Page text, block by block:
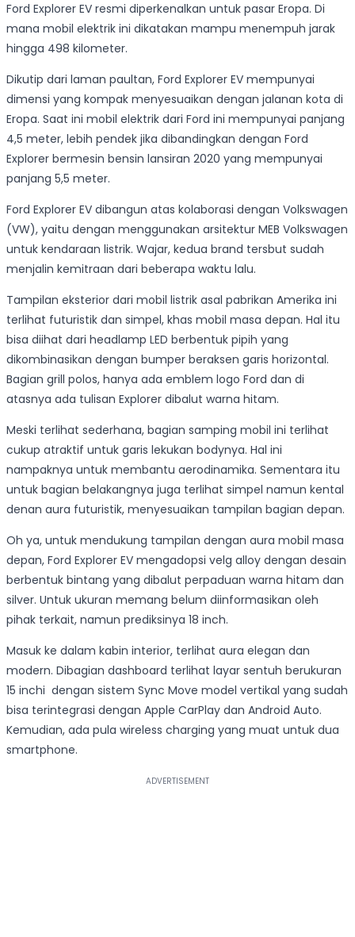
Ford Explorer EV resmi diperkenalkan untuk pasar Eropa. Di
mana mobil elektrik ini dikatakan mampu menempuh jarak
hingga 498 kilometer.
Dikutip dari laman paultan, Ford Explorer EV mempunyai
dimensi yang kompak menyesuaikan dengan jalanan kota di
Eropa. Saat ini mobil elektrik dari Ford ini mempunyai panjang
4,5 meter, lebih pendek jika dibandingkan dengan Ford
Explorer bermesin bensin lansiran 2020 yang mempunyai
panjang 5,5 meter.
Ford Explorer EV dibangun atas kolaborasi dengan Volkswagen
(VW), yaitu dengan menggunakan arsitektur MEB Volkswagen
untuk kendaraan listrik. Wajar, kedua brand tersbut sudah
menjalin kemitraan dari beberapa waktu lalu.
Tampilan eksterior dari mobil listrik asal pabrikan Amerika ini
terlihat futuristik dan simpel, khas mobil masa depan. Hal itu
bisa diihat dari headlamp LED berbentuk pipih yang
dikombinasikan dengan bumper beraksen garis horizontal.
Bagian grill polos, hanya ada emblem logo Ford dan di
atasnya ada tulisan Explorer dibalut warna hitam.
Meski terlihat sederhana, bagian samping mobil ini terlihat
cukup atraktif untuk garis lekukan bodynya. Hal ini
nampaknya untuk membantu aerodinamika. Sementara itu
untuk bagian belakangnya juga terlihat simpel namun kental
denan aura futuristik, menyesuaikan tampilan bagian depan.
Oh ya, untuk mendukung tampilan dengan aura mobil masa
depan, Ford Explorer EV mengadopsi velg alloy dengan desain
berbentuk bintang yang dibalut perpaduan warna hitam dan
silver. Untuk ukuran memang belum diinformasikan oleh
pihak terkait, namun prediksinya 18 inch.
Masuk ke dalam kabin interior, terlihat aura elegan dan
modern. Dibagian dashboard terlihat layar sentuh berukuran
15 inchi dengan sistem Sync Move model vertikal yang sudah
bisa terintegrasi dengan Apple CarPlay dan Android Auto.
Kemudian, ada pula wireless charging yang muat untuk dua
smartphone.